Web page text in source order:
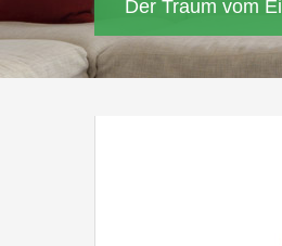
Der Traum vom